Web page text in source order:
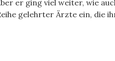
er ging viel weiter, wie
gelehrter Ärzte ein, die